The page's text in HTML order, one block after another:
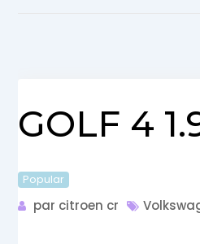
GOLF 4
Popular
par citroen cr